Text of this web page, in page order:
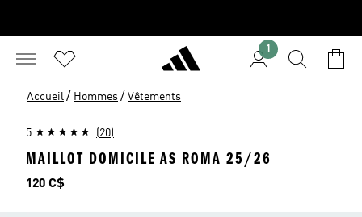
1
Accueil / Hommes / Vêtements
5 (20)
MAILLOT DOMICILE AS ROMA 25/26
Prix
120 C$